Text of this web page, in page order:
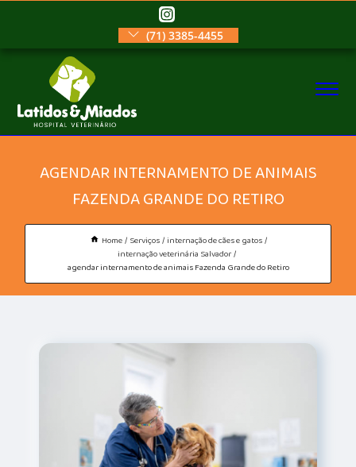
(71) 3385-4455
AGENDAR INTERNAMENTO DE ANIMAIS
FAZENDA GRANDE DO RETIRO
Home Serviços
internação de cães e gatos
internação veterinária Salvador
agendar internamento de animais Fazenda Grande do Retiro